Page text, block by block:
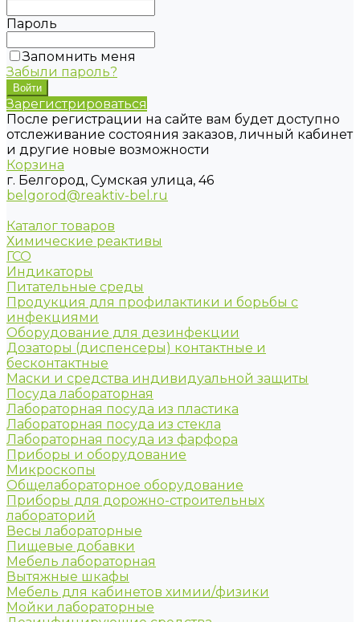
Пароль
Запомнить меня
Забыли пароль?
Зарегистрироваться
После регистрации на сайте вам будет доступно
отслеживание состояния заказов, личный кабинет
и другие новые возможности
Корзина
г. Белгород, Сумская улица, 46
belgorod@reaktiv-bel.ru
Каталог товаров
Химические реактивы
ГСО
Индикаторы
Питательные среды
Продукция для профилактики и борьбы с
инфекциями
Оборудование для дезинфекции
Дозаторы (диспенсеры) контактные и
бесконтактные
Маски и средства индивидуальной защиты
Посуда лабораторная
Лабораторная посуда из пластика
Лабораторная посуда из стекла
Лабораторная посуда из фарфора
Приборы и оборудование
Микроскопы
Общелабораторное оборудование
Приборы для дорожно-строительных
лабораторий
Весы лабораторные
Пищевые добавки
Мебель лабораторная
Вытяжные шкафы
Мебель для кабинетов химии/физики
Мойки лабораторные